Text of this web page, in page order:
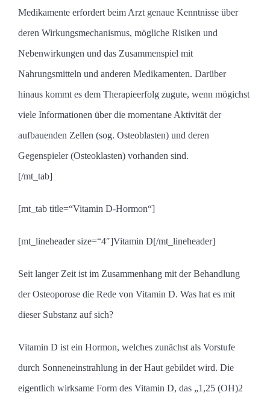
Medikamente erfordert beim Arzt genaue Kenntnisse über
deren Wirkungsmechanismus, mögliche Risiken und
Nebenwirkungen und das Zusammenspiel mit
Nahrungsmitteln und anderen Medikamenten. Darüber
hinaus kommt es dem Therapieerfolg zugute, wenn mögichst
viele Informationen über die momentane Aktivität der
aufbauenden Zellen (sog. Osteoblasten) und deren
Gegenspieler (Osteoklasten) vorhanden sind.
[/mt_tab]
[mt_tab title=“Vitamin D-Hormon“]
[mt_lineheader size=“4″]Vitamin D[/mt_lineheader]
Seit langer Zeit ist im Zusammenhang mit der Behandlung
der Osteoporose die Rede von Vitamin D. Was hat es mit
dieser Substanz auf sich?
Vitamin D ist ein Hormon, welches zunächst als Vorstufe
durch Sonneneinstrahlung in der Haut gebildet wird. Die
eigentlich wirksame Form des Vitamin D, das „1,25 (OH)2